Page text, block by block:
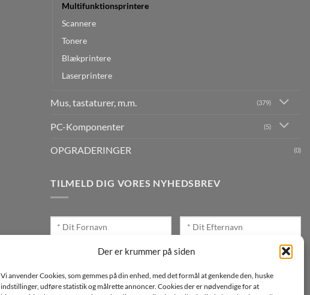
Der er krummer på siden
Vi anvender Cookies, som gemmes på din enhed, med det formål at genkende den, huske
indstillinger, udføre statistik og målrette annoncer. Cookies der er nødvendige for at
Multifunktionsprintere
Scannere
Tonere
Blækprintere
Laserprintere
Mus, tastaturer, m.m. (379)
PC-Komponenter (5)
OPGRADERINGER (0)
TILMELD DIG VORES NYHEDSBREV
Jeg ønsker at modtage mails fra TJdata!